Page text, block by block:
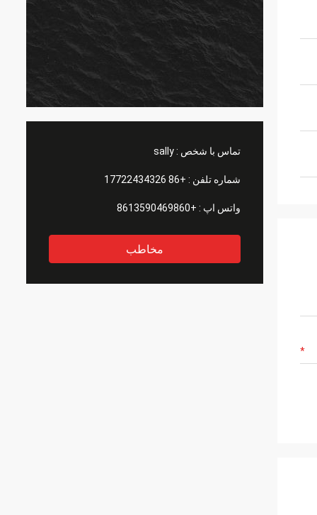
تماس با شخص :sally
شماره تلفن : +86 17722434326
واتس اپ : +8613590469860
مخاطب